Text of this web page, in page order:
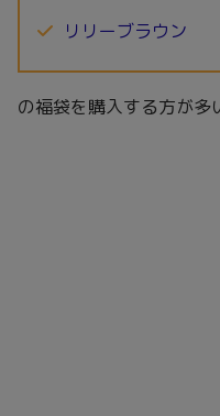
リリーブラウン
の福袋を購入する方が多